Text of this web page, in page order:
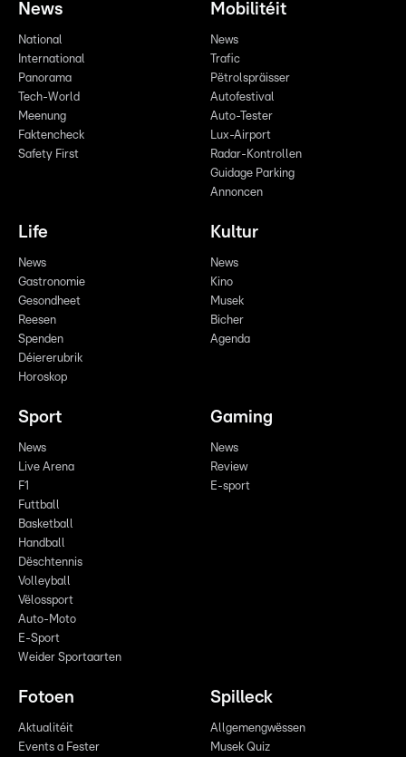
News
National
International
Panorama
Tech-World
Meenung
Faktencheck
Safety First
Mobilitéit
News
Trafic
Pëtrolspräisser
Autofestival
Auto-Tester
Lux-Airport
Radar-Kontrollen
Guidage Parking
Annoncen
Life
News
Gastronomie
Gesondheet
Reesen
Spenden
Déiererubrik
Horoskop
Kultur
News
Kino
Musek
Bicher
Agenda
Sport
News
Live Arena
F1
Futtball
Basketball
Handball
Dëschtennis
Volleyball
Vëlossport
Auto-Moto
E-Sport
Weider Sportaarten
Gaming
News
Review
E-sport
Fotoen
Aktualitéit
Events a Fester
Spilleck
Allgemengwëssen
Musek Quiz